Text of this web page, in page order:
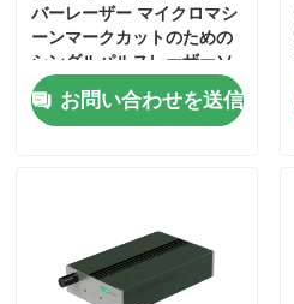
私たちに関しては
お問い合わせ
バーレーザー マイクロマシ
ーンマークカットのための
シングルパルスレーザーソ
ース
お問い合わせを送信